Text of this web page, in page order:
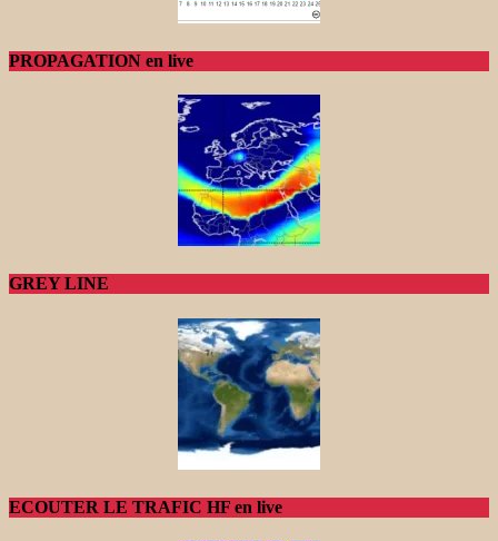
PROPAGATION en live
GREY LINE
ECOUTER LE TRAFIC HF en live